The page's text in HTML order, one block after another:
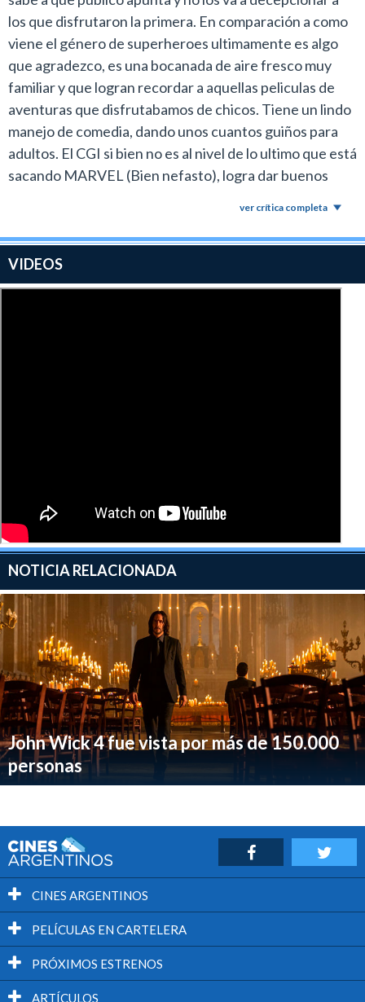
los que disfrutaron la primera. En comparación a como
viene el género de superheroes ultimamente es algo
que agradezco, es una bocanada de aire fresco muy
familiar y que logran recordar a aquellas peliculas de
aventuras que disfrutabamos de chicos. Tiene un lindo
manejo de comedia, dando unos cuantos guiños para
adultos. El CGI si bien no es al nivel de lo ultimo que está
sacando MARVEL (Bien nefasto), logra dar buenos
hechas y derechas.
ver crítica completa
VIDEOS
NOTICIA RELACIONADA
John Wick 4 fue vista por más de 150.000
personas
CINES ARGENTINOS
PELÍCULAS EN CARTELERA
PRÓXIMOS ESTRENOS
ARTÍCULOS